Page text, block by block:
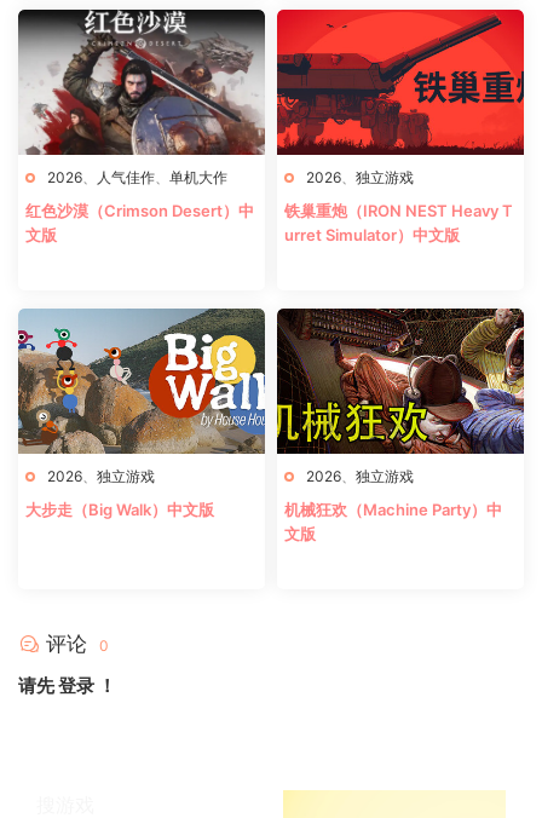
2026 人气佳作 单机大作
红色沙漠（Crimson Desert）中
文版
2026 独立游戏
铁巢重炮（IRON NEST Heavy T
urret Simulator）中文版
2026 独立游戏
大步走（Big Walk）中文版
2026 独立游戏
机械狂欢（Machine Party）中
文版
评论 0
请先登录 ！